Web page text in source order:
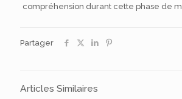
compréhension durant cette phase de
Partager
Articles Similaires